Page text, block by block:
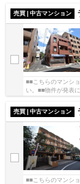
売買 | 中古マンション
■■こちらのマンシ
い。■■物件が発表
売買 | 中古マンション
■■こちらのマンシ